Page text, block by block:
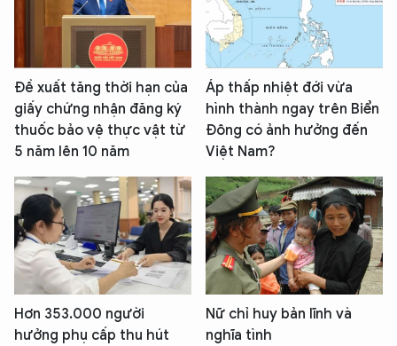
Đề xuất tăng thời hạn của
giấy chứng nhận đăng ký
thuốc bảo vệ thực vật từ
5 năm lên 10 năm
Áp thấp nhiệt đới vừa
hình thành ngay trên Biển
Đông có ảnh hưởng đến
Việt Nam?
Hơn 353.000 người
hưởng phụ cấp thu hút
Nữ chỉ huy bản lĩnh và
nghĩa tình